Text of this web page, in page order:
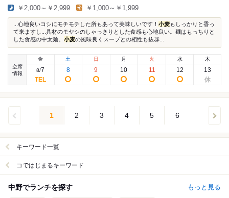
￥2,000～￥2,999 ￥1,000～￥1,999
...心地良いコシにモチモチした所もあって美味しいです！ 小麦もしっかりと香っ
て来ますし...具材のモヤシのしゃっきりとした食感も心地良い。麺はもっちりと
した食感の中太麺。 小麦の風味良くスープとの相性も抜群...
空席
情報
金
8/7
土
8
日
9
月
10
火
11
水
12
木
13
1 2 3 4 5 6
キーワード一覧
コではじまるキーワード
中野でランチを探す もっと見る